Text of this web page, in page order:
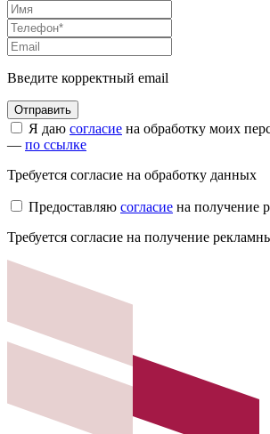
Введите корректный email
Я даю согласие на обработку моих
— по ссылке
Требуется согласие на обработку данных
Предоставляю согласие на получение
Требуется согласие на получение